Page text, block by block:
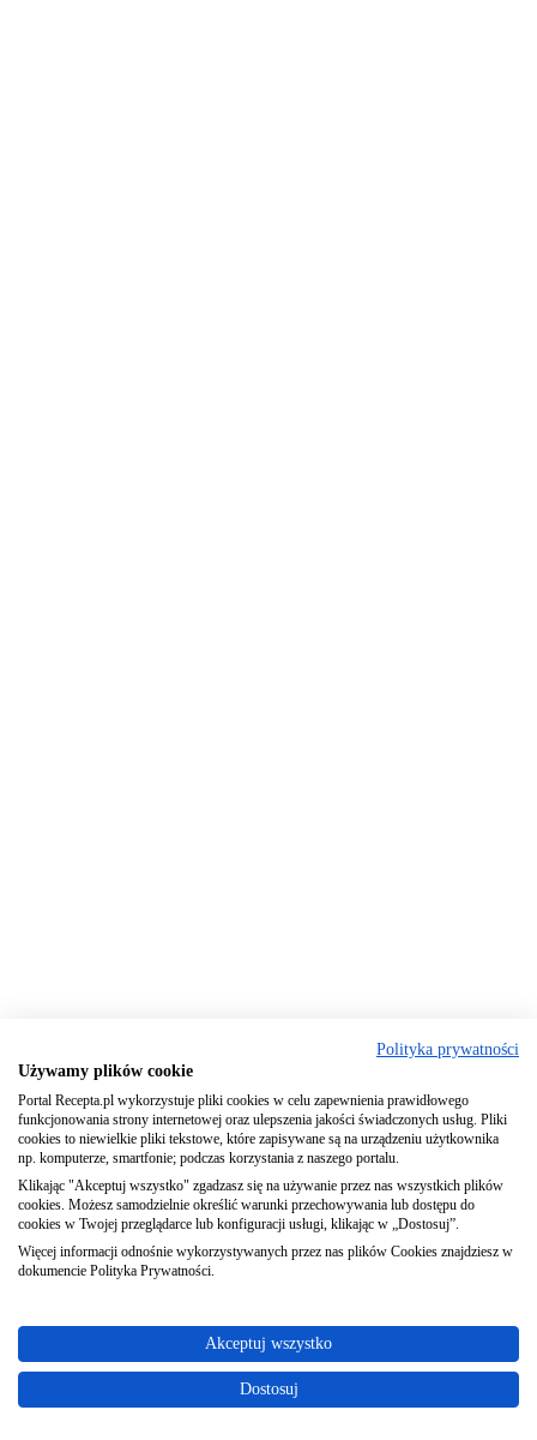
Polityka prywatności
Używamy plików cookie
Portal Recepta.pl wykorzystuje pliki cookies w celu zapewnienia prawidłowego
funkcjonowania strony internetowej oraz ulepszenia jakości świadczonych usług. Pliki
cookies to niewielkie pliki tekstowe, które zapisywane są na urządzeniu użytkownika
np. komputerze, smartfonie; podczas korzystania z naszego portalu.
Klikając "Akceptuj wszystko" zgadzasz się na używanie przez nas wszystkich plików
cookies. Możesz samodzielnie określić warunki przechowywania lub dostępu do
cookies w Twojej przeglądarce lub konfiguracji usługi, klikając w „Dostosuj”.
Więcej informacji odnośnie wykorzystywanych przez nas plików Cookies znajdziesz w
dokumencie Polityka Prywatności.
Akceptuj wszystko
Dostosuj